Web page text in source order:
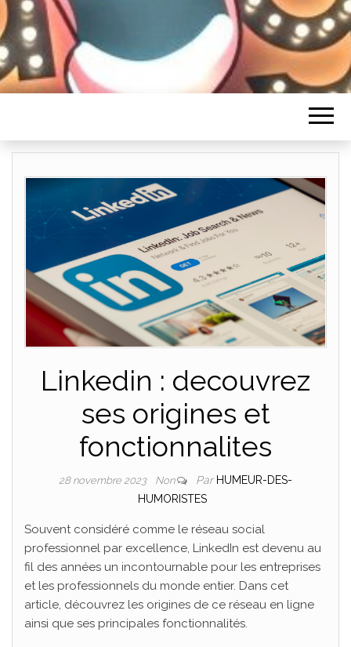
HUMORISTES
Linkedin : decouvrez
ses origines et
fonctionnalites
28 novembre 2023 Non Par HUMEUR-DES-
HUMORISTES
Souvent considéré comme le réseau social
professionnel par excellence, LinkedIn est devenu au
fil des années un incontournable pour les entreprises
et les professionnels du monde entier. Dans cet
article, découvrez les origines de ce réseau en ligne
ainsi que ses principales fonctionnalités.